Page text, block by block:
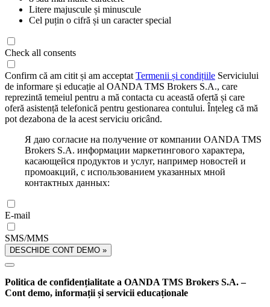
Litere majuscule și minuscule
Cel puțin o cifră și un caracter special
Check all consents
Confirm că am citit și am acceptat Termenii și condițiile Serviciului
de informare și educație al OANDA TMS Brokers S.A., care
reprezintă temeiul pentru a mă contacta cu această ofertă și care
oferă asistență telefonică pentru gestionarea contului. Înțeleg că mă
pot dezabona de la acest serviciu oricând.
Я даю согласие на получение от компании OANDA TMS
Brokers S.A. информации маркетингового характера,
касающейся продуктов и услуг, например новостей и
промоакций, с использованием указанных мной
контактных данных:
E-mail
SMS/MMS
DESCHIDE CONT DEMO »
Politica de confidențialitate a OANDA TMS Brokers S.A. –
Cont demo, informații și servicii educaționale